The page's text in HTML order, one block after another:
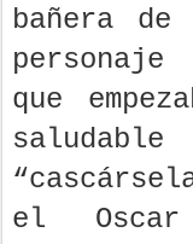
bañera
que
el